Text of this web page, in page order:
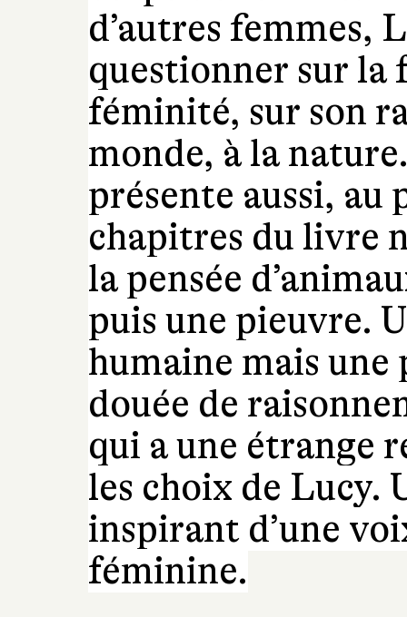
d’autres femmes,
questionner sur la
féminité, sur son
monde, à la
présente aussi, au
chapitres du livre
la pensée
puis une pieuvre.
humaine mais une
douée de
qui a une étrange
les choix de Lucy.
inspirant d’une
féminine.